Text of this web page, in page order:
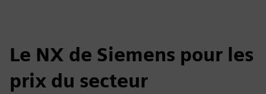
Le NX de Siemens pour les
prix du secteur